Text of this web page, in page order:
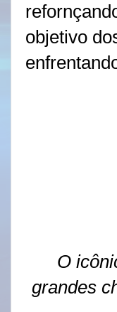
objetivo
O
grandes